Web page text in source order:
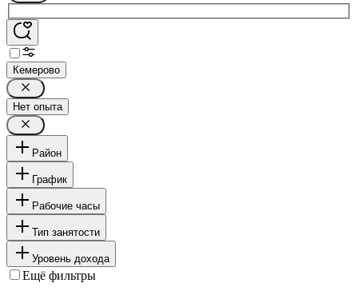
Кемерово
Нет опыта
Район
График
Рабочие часы
Тип занятости
Уровень дохода
Ещё фильтры